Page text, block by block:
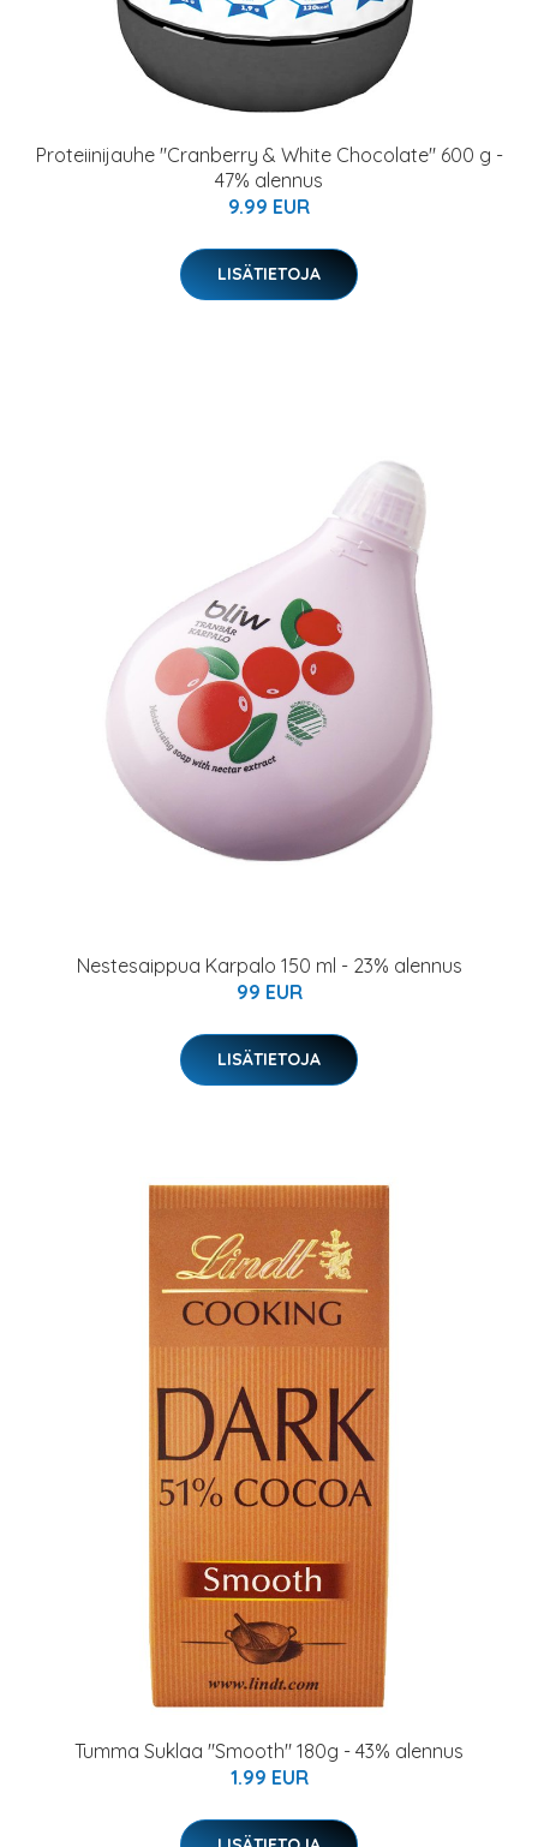
Proteiinijauhe "Cranberry & White Chocolate" 600 g -
47% alennus
9.99 EUR
LISÄTIETOJA
Nestesaippua Karpalo 150 ml - 23% alennus
99 EUR
LISÄTIETOJA
Tumma Suklaa "Smooth" 180g - 43% alennus
1.99 EUR